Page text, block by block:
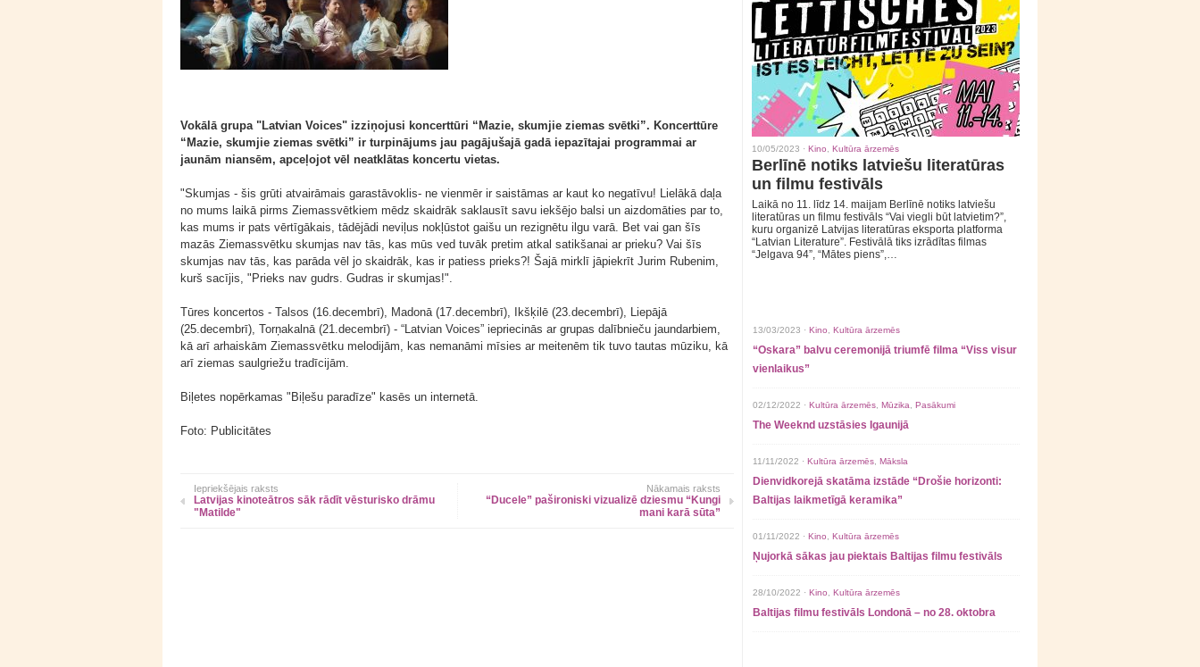
Vokālā grupa "Latvian Voices" izziņojusi koncerttūri “Mazie, skumjie ziemas svētki”. Koncerttūre
“Mazie, skumjie ziemas svētki” ir turpinājums jau pagājušajā gadā iepazītajai programmai ar
jaunām niansēm, apceļojot vēl neatklātas koncertu vietas.
"Skumjas - šis grūti atvairāmais garastāvoklis- ne vienmēr ir saistāmas ar kaut ko negatīvu! Lielākā daļa
no mums laikā pirms Ziemassvētkiem mēdz skaidrāk saklausīt savu iekšējo balsi un aizdomāties par to,
kas mums ir pats vērtīgākais, tādējādi neviļus nokļūstot gaišu un rezignētu ilgu varā. Bet vai gan šīs
mazās Ziemassvētku skumjas nav tās, kas mūs ved tuvāk pretim atkal satikšanai ar prieku? Vai šīs
skumjas nav tās, kas parāda vēl jo skaidrāk, kas ir patiess prieks?! Šajā mirklī jāpiekrīt Jurim Rubenim,
kurš sacījis, "Prieks nav gudrs. Gudras ir skumjas!".
Tūres koncertos - Talsos (16.decembrī), Madonā (17.decembrī), Ikšķilē (23.decembrī), Liepājā
(25.decembrī), Torņakalnā (21.decembrī) - “Latvian Voices” iepriecinās ar grupas dalībnieču jaundarbiem,
kā arī arhaiskām Ziemassvētku melodijām, kas nemanāmi mīsies ar meitenēm tik tuvo tautas mūziku, kā
arī ziemas saulgriežu tradīcijām.
Biļetes nopērkamas "Biļešu paradīze" kasēs un internetā.
Foto: Publicitātes
Iepriekšējais raksts
Latvijas kinoteātros sāk rādīt vēsturisko drāmu
"Matilde"
Nākamais raksts
“Ducele” pašironiski vizualizē dziesmu “Kungi
mani karā sūta”
10/05/2023 · Kino Kultūra ārzemēs
Berlīnē notiks latviešu literatūras
un filmu festivāls
Laikā no 11. līdz 14. maijam Berlīnē notiks latviešu
literatūras un filmu festivāls “Vai viegli būt latvietim?”,
kuru organizē Latvijas literatūras eksporta platforma
“Latvian Literature”. Festivālā tiks izrādītas filmas
“Jelgava 94”, “Mātes piens”,…
13/03/2023 · Kino Kultūra ārzemēs
“Oskara” balvu ceremonijā triumfē filma “Viss visur
vienlaikus”
02/12/2022 · Kultūra ārzemēs Mūzika Pasākumi
The Weeknd uzstāsies Igaunijā
11/11/2022 · Kultūra ārzemēs Māksla
Dienvidkorejā skatāma izstāde “Drošie horizonti:
Baltijas laikmetīgā keramika”
01/11/2022 · Kino Kultūra ārzemēs
Ņujorkā sākas jau piektais Baltijas filmu festivāls
28/10/2022 · Kino Kultūra ārzemēs
Baltijas filmu festivāls Londonā – no 28. oktobra